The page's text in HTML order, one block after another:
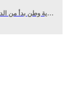
يوم التأسيس.. حكاية وطن بدأ من الدرعية